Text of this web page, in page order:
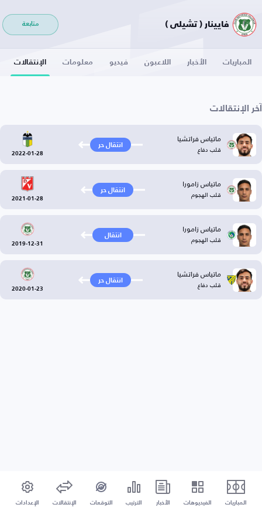
فايينار ( تشيلي ) متابعة
المباريات الأخبار اللاعبون فيديو معلومات الإنتقالات
آخر الإنتقالات
ماتياس فراتشيا
قلب دفاع انتقال حر
2022-01-28
ماتياس زامورا
قلب الهجوم انتقال حر
2021-01-28
ماتياس زامورا
قلب الهجوم انتقال
2019-12-31
ماتياس فراتشيا
قلب دفاع انتقال حر
2020-01-23
المباريات الفيديوهات الأخبار الترتيب التوقعات الإنتقالات الإعدادات